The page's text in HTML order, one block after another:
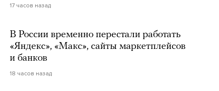
17 часов назад
В России временно перестали работать
«Яндекс», «Макс», сайты маркетплейсов
и банков
18 часов назад